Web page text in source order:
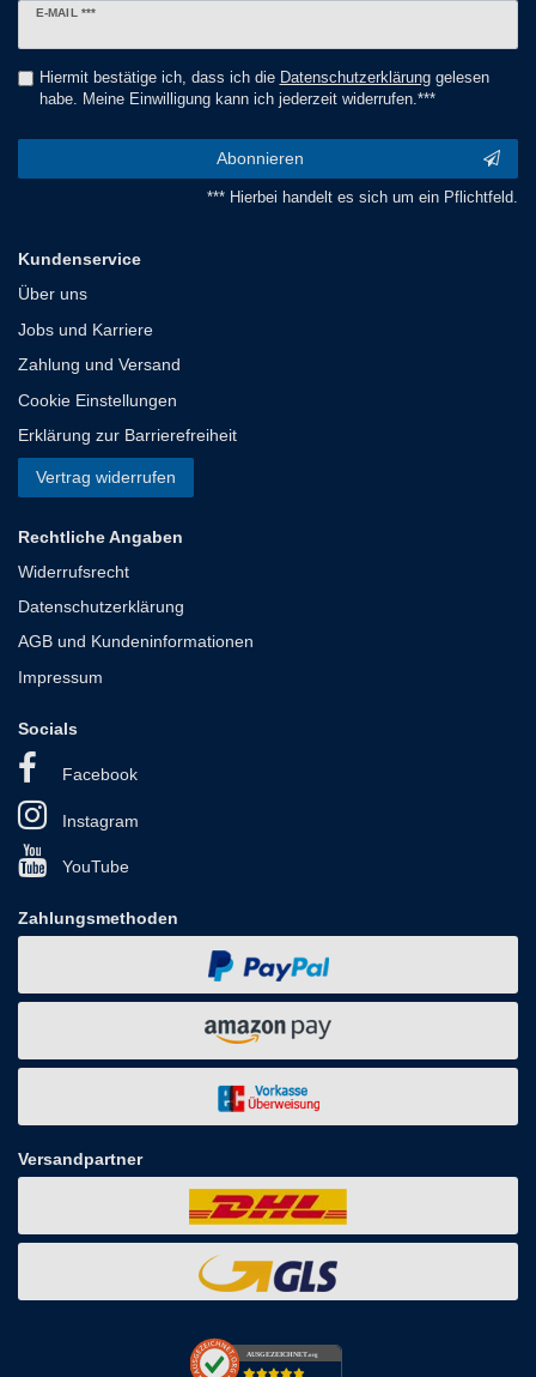
E-MAIL ***
Newsletter
Hiermit bestätige ich, dass ich die Daten­schutz­erklärunggelesen
habe. Meine Einwilligung kann ich jederzeit widerrufen.***
Abonnieren
*** Hierbei handelt es sich um ein Pflichtfeld.
Kundenservice
Über uns
Jobs und Karriere
Zahlung und Versand
Cookie Einstellungen
Erklärung zur Barrierefreiheit
Vertrag widerrufen
Rechtliche Angaben
Widerrufsrecht
Datenschutzerklärung
AGB und Kundeninformationen
Impressum
Socials
Facebook
Instagram
YouTube
Zahlungsmethoden
Versandpartner
AUSGEZEICHNET.org